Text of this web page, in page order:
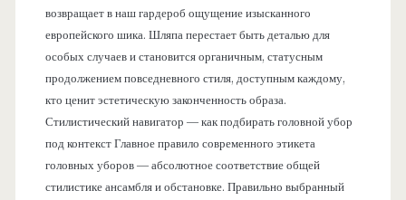
возвращает в наш гардероб ощущение изысканного
европейского шика. Шляпа перестает быть деталью для
особых случаев и становится органичным, статусным
продолжением повседневного стиля, доступным каждому,
кто ценит эстетическую законченность образа.
Стилистический навигатор — как подбирать головной убор
под контекст Главное правило современного этикета
головных уборов — абсолютное соответствие общей
стилистике ансамбля и обстановке. Правильно выбранный